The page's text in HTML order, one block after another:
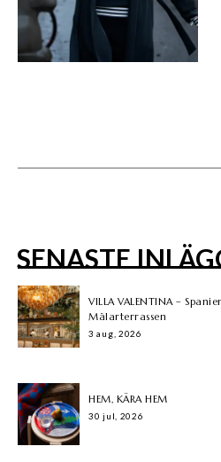
SENASTE
VILLA VALENTINA –
Mälarterrassen
3 aug, 2026
HEM, KÄRA HEM
30 jul, 2026